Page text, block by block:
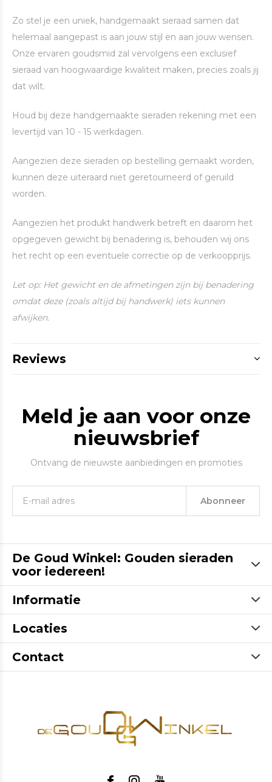
Zo stel je een uniek, handgemaakt sieraad samen dat
helemaal aangepast is aan jouw stijl en aan jouw wensen.
Onze ervaren goudsmid zal vervolgens een exclusief
sieraad van hoogwaardige kwaliteit maken, precies zoals jij
dat wilt.
Houd bij deze handgemaakte sieraden rekening met een
levertijd van 10 - 15 werkdagen.
Aangezien deze sieraden op bestelling gemaakt worden,
kunnen deze uiteraard niet geretourneerd of geruild
worden.
Aangezien het produkt handwerk betreft en daarom het
opgegeven gewicht bij benadering is, behouden wij ons
het recht op een eventuele correctie op de verkoopprijs.
Let op: Het gewicht en de afmetingen zijn bij benadering
omdat deze (zoals altijd bij handwerk) iets kunnen
afwijken.
Reviews
Meld je aan voor onze
nieuwsbrief
Ontvang de nieuwste aanbiedingen en promoties
Abonneer
De Goud Winkel: Gouden sieraden
voor iedereen!
Informatie
Locaties
Contact